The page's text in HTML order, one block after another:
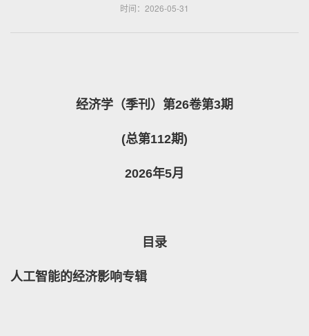
时间：2026-05-31
经济学（季刊）第26卷第3期
(总第112期)
2026年5月
目录
人工智能的经济影响专辑